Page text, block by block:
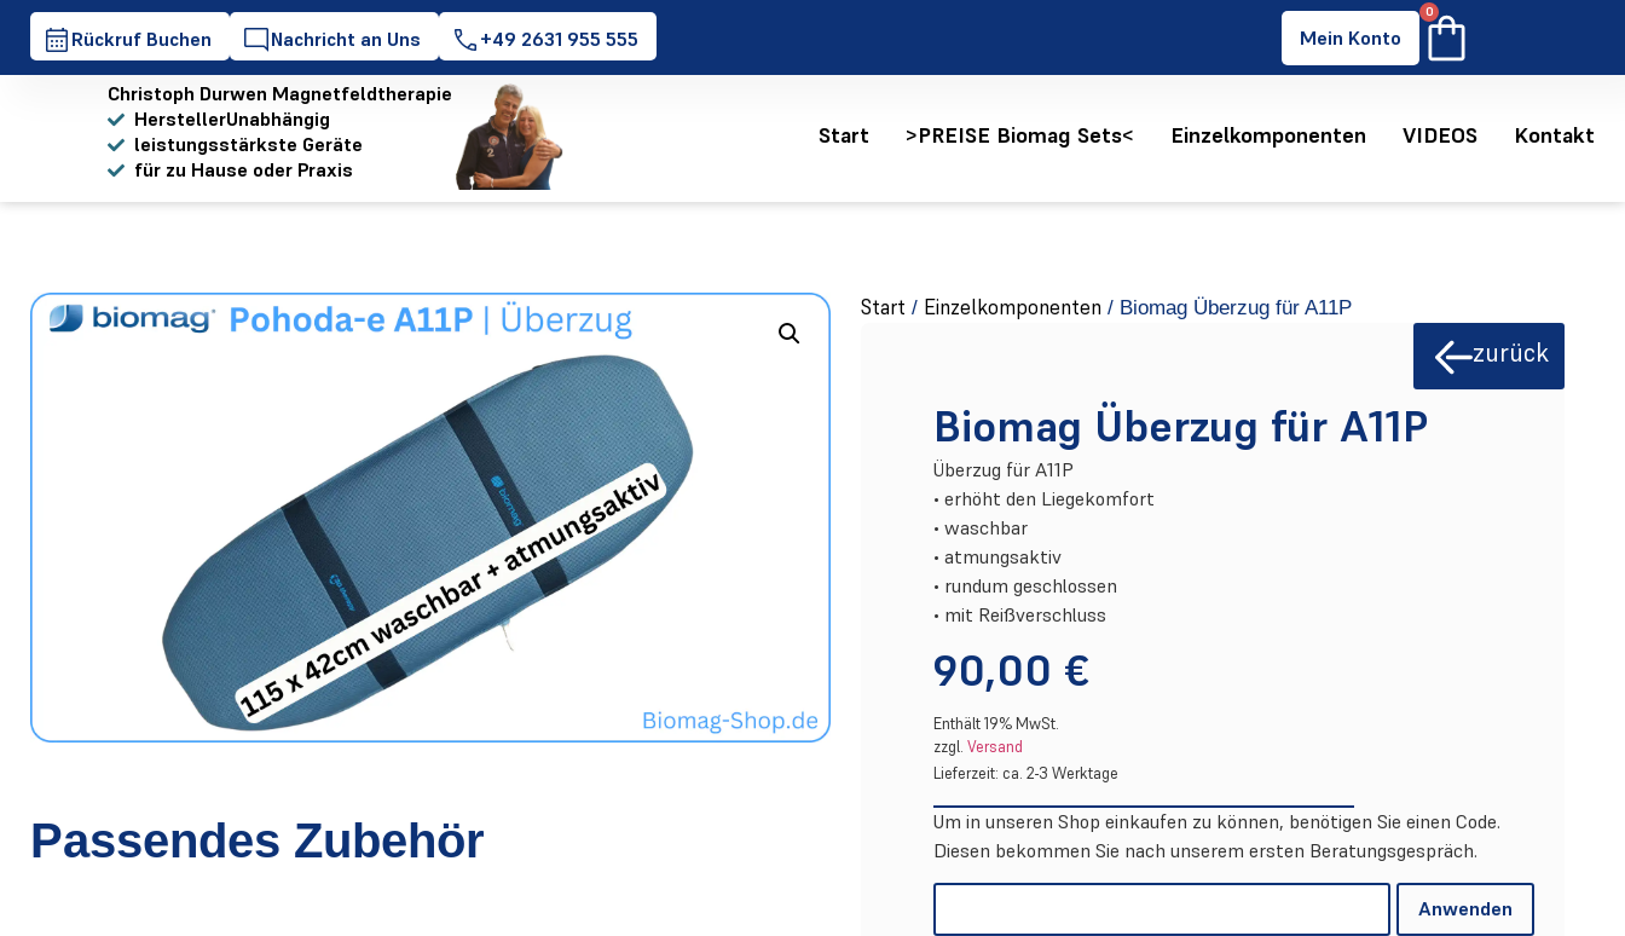
Rückruf Buchen Nachricht an Uns +49 2631 955 555 Mein Konto
0
Christoph Durwen Magnetfeldtherapie
HerstellerUnabhängig
leistungsstärkste Geräte
für zu Hause oder Praxis
Start >PREISE Biomag Sets< Einzelkomponenten VIDEOS Kontakt
Passendes Zubehör
Start / Einzelkomponenten / Biomag Überzug für A11P
Biomag Überzug für A11P
Überzug für A11P
• erhöht den Liegekomfort
• waschbar
• atmungsaktiv
• rundum geschlossen
• mit Reißverschluss
zurück
90,00 €
Enthält 19% MwSt.
zzgl. Versand
Lieferzeit: ca. 2-3 Werktage
Um in unseren Shop einkaufen zu können, benötigen Sie einen Code.
Diesen bekommen Sie nach unserem ersten Beratungsgespräch.
Anwenden